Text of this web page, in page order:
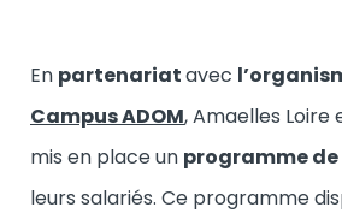
En partenariatavec
Campus ADOM, Amaelles
mis en place un programme
leurs salariés. Ce programme